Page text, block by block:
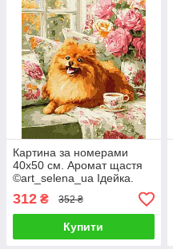
Картина за номерами
40х50 см. Аромат щастя
©art_selena_ua Ідейка.
312 ₴ 352 ₴
Купити